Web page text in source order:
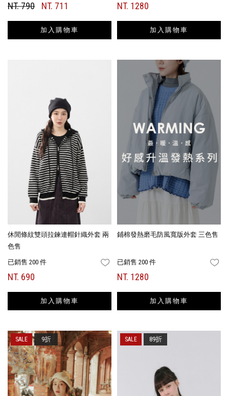
NT. 790 NT. 711
加入購物車
NT. 1280
加入購物車
休閒條紋雙頭拉鍊連帽針織外套 兩
色售
已銷售 200 件 FAVORITES
NT. 690
加入購物車
鋪棉發熱磨毛防風寬版外套 三色售
已銷售 200 件
NT. 1280
加入購物車
9折 89折